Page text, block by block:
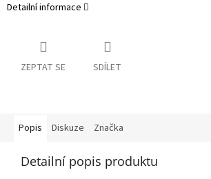
Detailní informace
ZEPTAT SE SDÍLET
Popis Diskuze Značka
Detailní popis produktu